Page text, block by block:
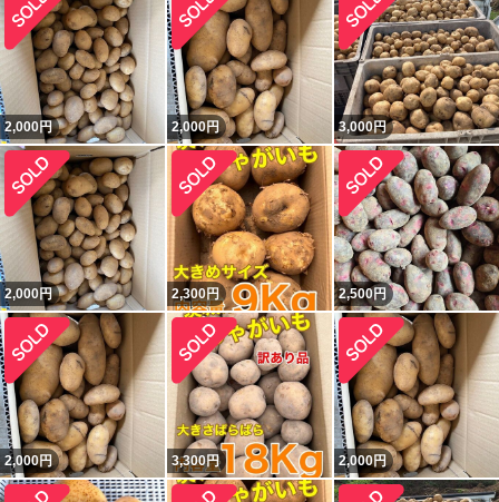
2,000円 2,000円 3,000円
2,000円 2,300円 2,500円
2,000円 3,300円 2,000円